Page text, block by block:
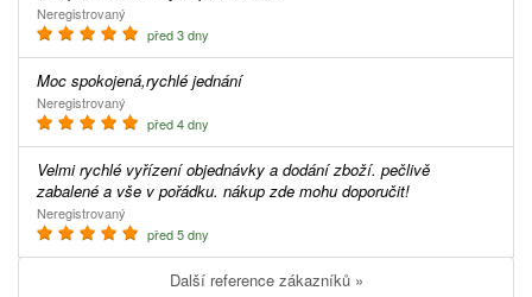
Neregistrovaný
před 3 dny
Moc spokojená,rychlé jednání
Neregistrovaný
před 4 dny
Velmi rychlé vyřízení objednávky a dodání zboží. pečlivě
zabalené a vše v pořádku. nákup zde mohu doporučit!
Neregistrovaný
před 5 dny
Další reference zákazníků »